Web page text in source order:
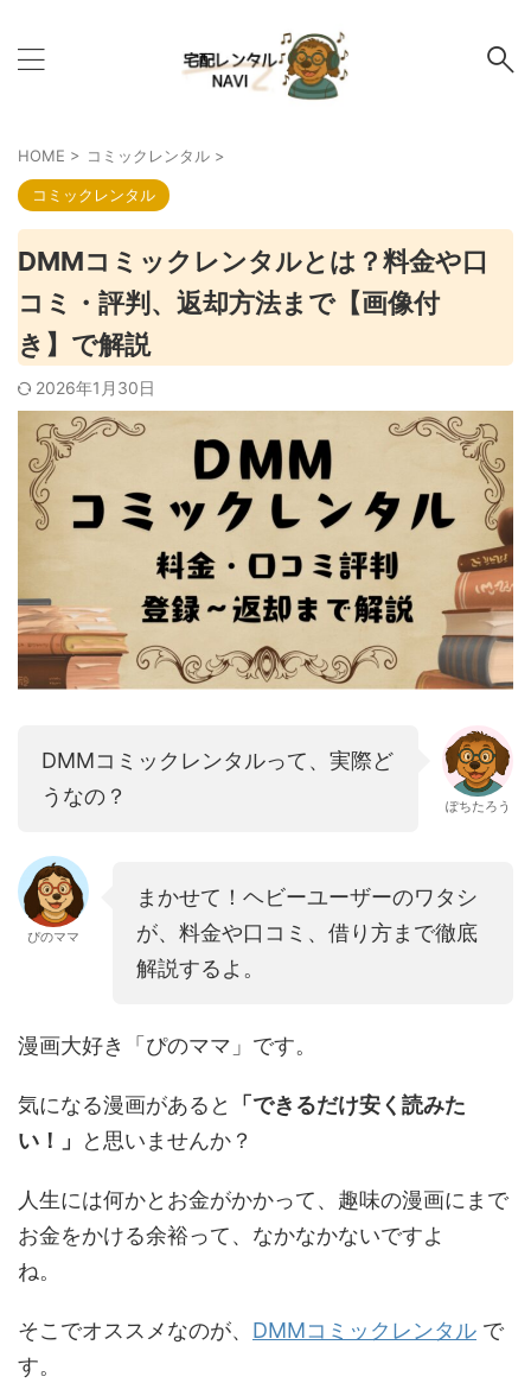
HOME > コミックレンタル >
コミックレンタル
DMMコミックレンタルとは？料金や口
コミ・評判、返却方法まで【画像付
き】で解説
2026年1月30日
DMMコミックレンタルって、実際ど
うなの？
ぽちたろう
ぴのママ
まかせて！ヘビーユーザーのワタシ
が、料金や口コミ、借り方まで徹底
解説するよ。
漫画大好き「ぴのママ」です。
気になる漫画があると
「できるだけ安く読みた
い！」
と思いませんか？
人生には何かとお金がかかって、趣味の漫画にまで
お金をかける余裕って、なかなかないですよ
ね。
そこでオススメなのが、 DMMコミックレンタル で
す。